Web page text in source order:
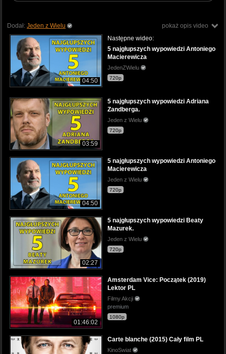
pokaż opis video
Dodał: Jeden z Wielu
04:50
Następne wideo:
5 najgłupszych wypowiedzi Antoniego
Macierewicza
JedenZWielu
720p
03:59
5 najgłupszych wypowiedzi Adriana
Zandberga.
Jeden z Wielu
720p
04:50
5 najgłupszych wypowiedzi Antoniego
Macierewicza
Jeden z Wielu
720p
02:27
5 najgłupszych wypowiedzi Beaty
Mazurek.
Jeden z Wielu
720p
01:46:02
Amsterdam Vice: Początek (2019)
Lektor PL
Filmy Akcji
premium
1080p
Carte blanche (2015) Cały film PL
KinoSwiat